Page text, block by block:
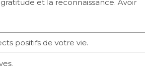
et la reconnaissance. Avoir
positifs de votre vie.